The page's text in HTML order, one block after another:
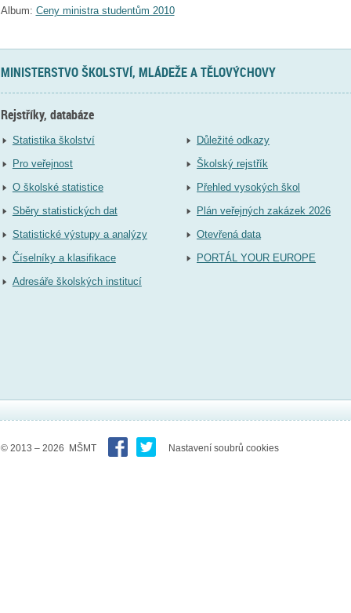
Album: Ceny ministra studentům 2010
MINISTERSTVO ŠKOLSTVÍ, MLÁDEŽE A TĚLOVÝCHOVY
Rejstříky, databáze
Statistika školství
Pro veřejnost
O školské statistice
Sběry statistických dat
Statistické výstupy a analýzy
Číselníky a klasifikace
Adresáře školských institucí
Důležité odkazy
Školský rejstřík
Přehled vysokých škol
Plán veřejných zakázek 2026
Otevřená data
PORTÁL YOUR EUROPE
© 2013 – 2026 MŠMT Nastavení soubrů cookies